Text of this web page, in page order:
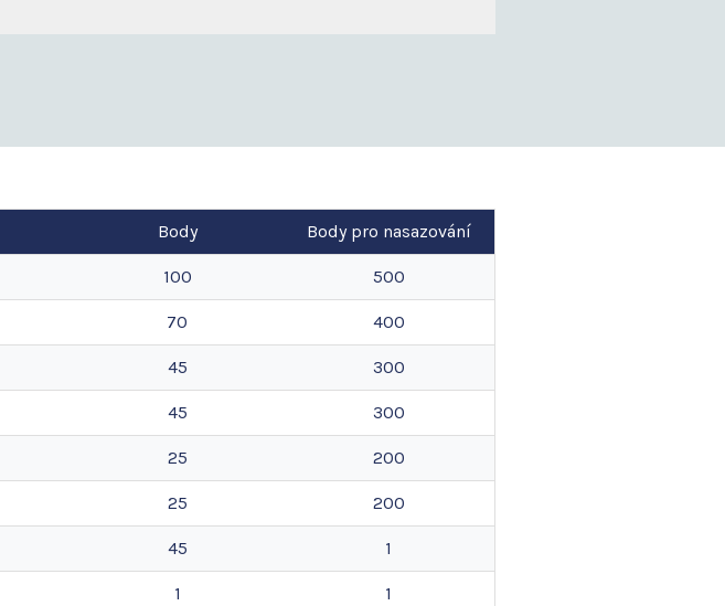
Body Body pro nasazování
100 500
70 400
45 300
45 300
25 200
25 200
45 1
1 1